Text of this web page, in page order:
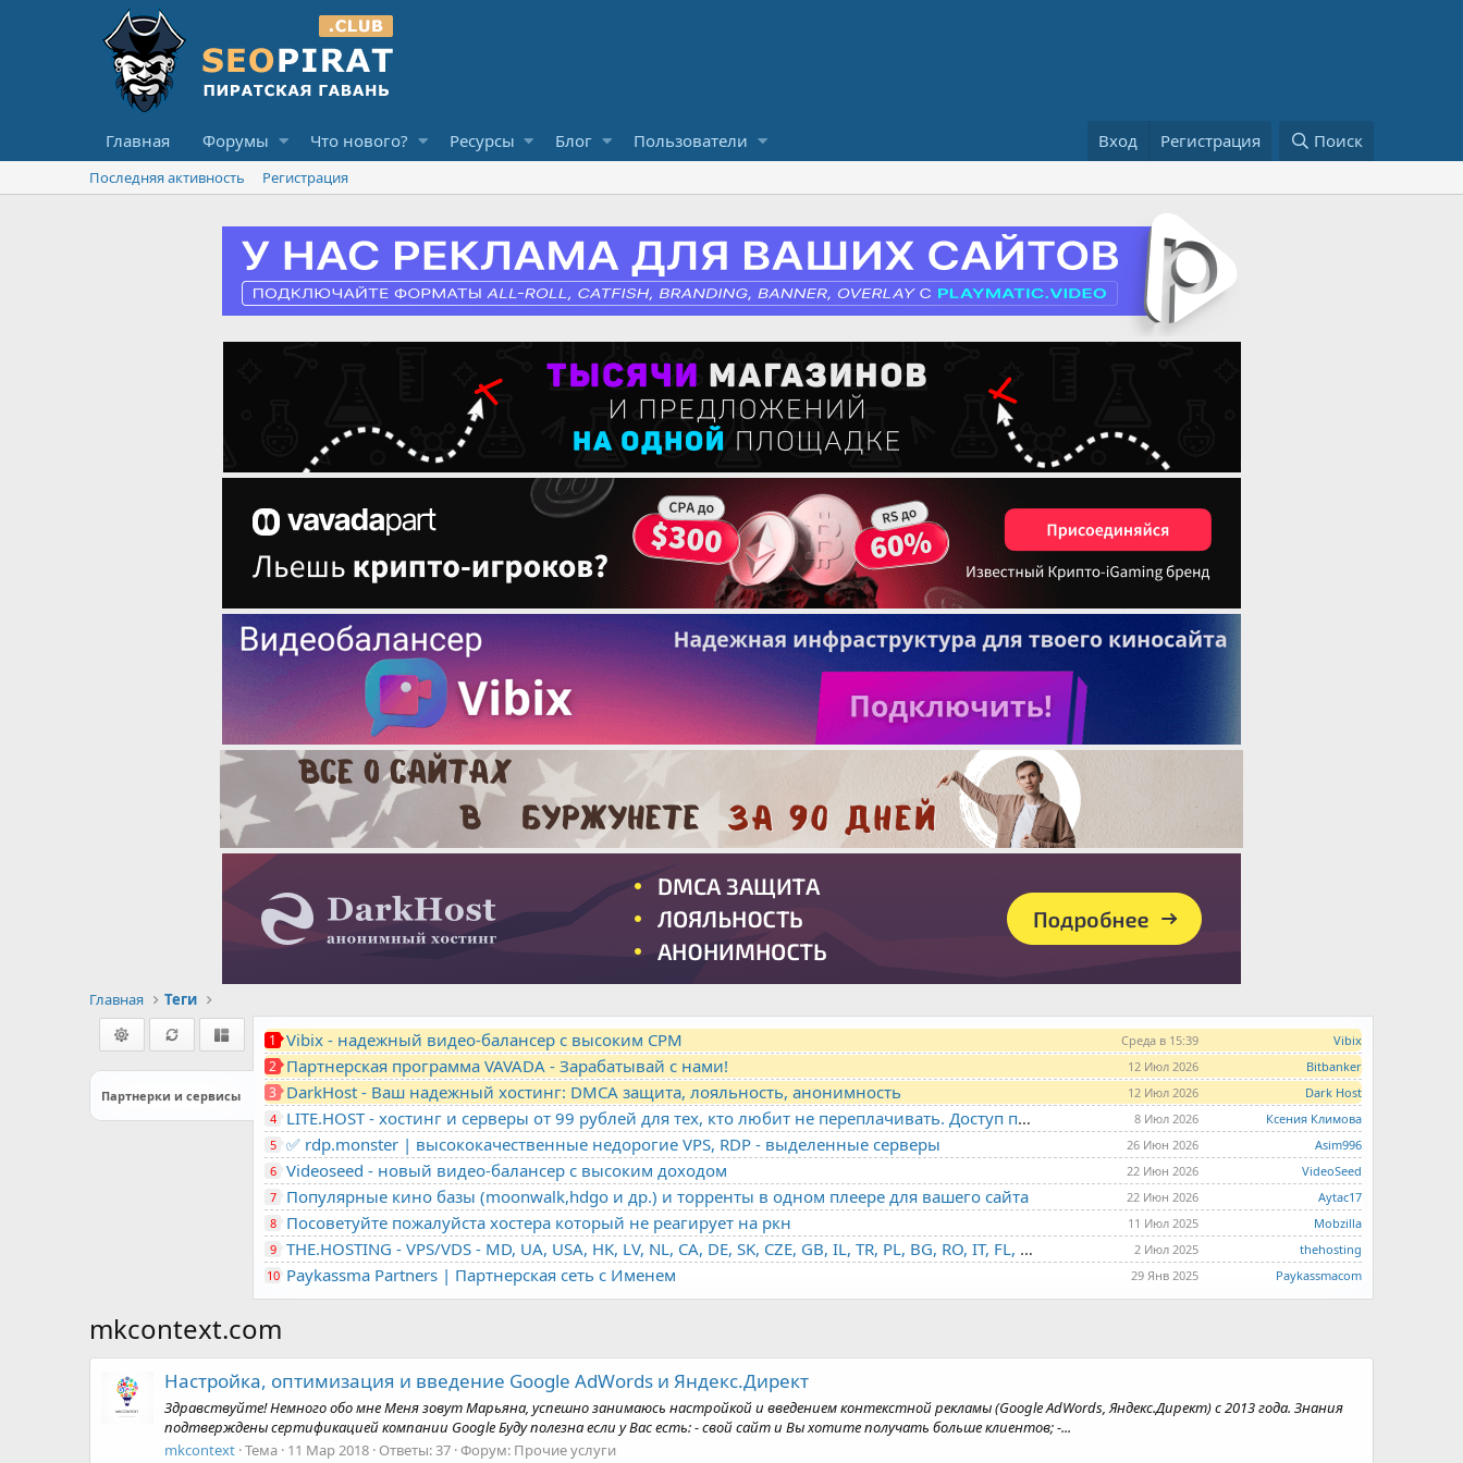
Главная Форумы Что нового? Ресурсы Блог Пользователи Вход Регистрация Поиск
Последняя активность Регистрация
Главная Теги
Партнерки и сервисы
1 Vibix - надежный видео-балансер с высоким CPM Среда в 15:39 Vibix
2 Партнерская программа VAVADA - Зарабатывай с нами! 12 Июл 2026 Bitbanker
3 DarkHost - Ваш надежный хостинг: DMCA защита, лояльность, анонимность 12 Июл 2026
Dark Host
4
LITE.HOST - хостинг и серверы от 99 рублей для тех, кто любит не переплачивать. Доступ по SSH, поддержка PHP, GIT, COMPOSER, сертификаты Let's Encrypt 8 Июл 2026
Ксения Климова
5
✅ rdp.monster | высококачественные недорогие VPS, RDP - выделенные серверы 26 Июн 2026
Asim996
6
Videoseed - новый видео-балансер с высоким доходом 22 Июн 2026
VideoSeed
7
Популярные кино базы (moonwalk,hdgo и др.) и торренты в одном плеере для вашего сайта 22 Июн 2026
Aytac17
8
Посоветуйте пожалуйста хостера который не реагирует на ркн 11 Июл 2025
Mobzilla
9
THE.HOSTING - VPS/VDS - MD, UA, USA, HK, LV, NL, CA, DE, SK, CZE, GB, IL, TR, PL, BG, RO, IT, FL, HU, PT. 2 Июл 2025
thehosting
10 Paykassma Partners | Партнерская сеть с Именем 29 Янв 2025 Paykassmacom
mkcontext.com
Настройка, оптимизация и введение Google AdWords и Яндекс.Директ
Здравствуйте! Немного обо мне Меня зовут Марьяна, успешно занимаюсь настройкой и введением контекстной рекламы (Google AdWords, Яндекс.Директ) с 2013 года. Знания
подтверждены сертификацией компании Google Буду полезна если у Вас есть: - свoй caйт и Bы xoтитe получать большe клиeнтoв; -...
mkcontext Тема 11 Мар 2018 Ответы: 37 Форум: Прочие услуги